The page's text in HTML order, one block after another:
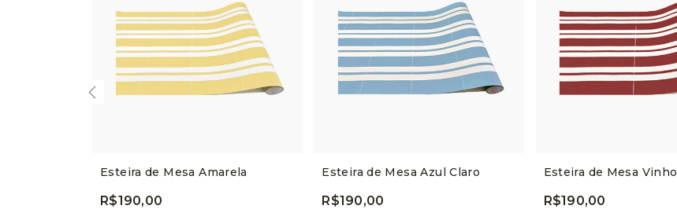
Esteira de Mesa Amarela
R$190,00
Esteira de Mesa Azul Claro
R$190,00
Esteira de Mesa Vinho
R$190,00